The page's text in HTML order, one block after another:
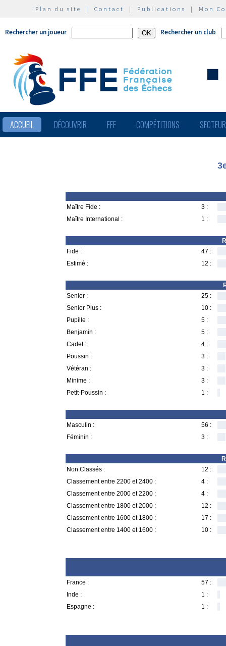
Plan du site | Contact | Publications | Mon
Rechercher un joueur Rechercher un club
ACCUEIL DÉCOUVRIR FFE COMPÉTITIONS
Maître Fide :
3 :
Maître International :
1 :
Fide :
47 :
Estimé :
12 :
Senior :
25 :
Senior Plus :
10 :
Pupille :
5 :
Benjamin :
5 :
Cadet :
4 :
Poussin :
3 :
Vétéran :
3 :
Minime :
3 :
Petit-Poussin :
1 :
Masculin :
56 :
Féminin :
3 :
Non Classés :
12 :
Classement entre 2200 et 2400 :
4 :
Classement entre 2000 et 2200 :
4 :
Classement entre 1800 et 2000 :
12 :
Classement entre 1600 et 1800 :
17 :
Classement entre 1400 et 1600 :
10 :
France :
57 :
Inde :
1 :
Espagne :
1 :